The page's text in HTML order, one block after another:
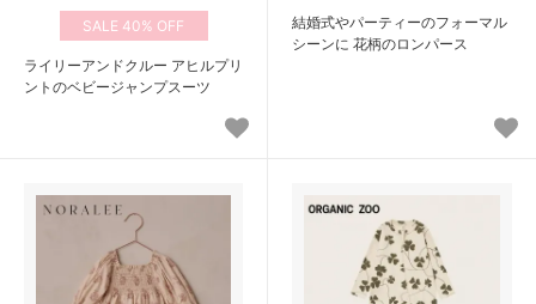
40%
ライリーアンドクルー アヒルプリ
ントのベビージャンプスーツ
結婚式やパーティーのフォーマル
シーンに 花柄のロンパース